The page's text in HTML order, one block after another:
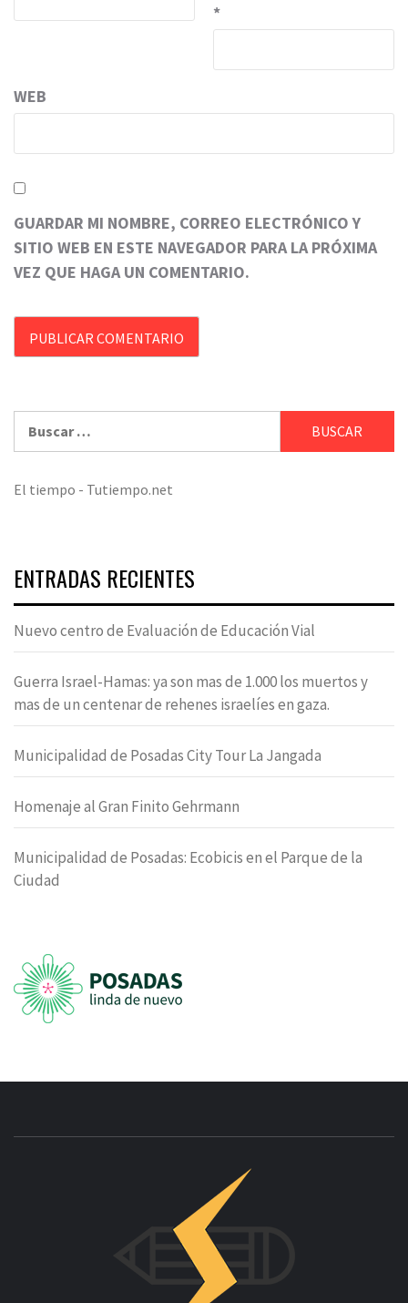
*
WEB
GUARDAR MI NOMBRE, CORREO ELECTRÓNICO Y
SITIO WEB EN ESTE NAVEGADOR PARA LA PRÓXIMA
VEZ QUE HAGA UN COMENTARIO.
El tiempo - Tutiempo.net
ENTRADAS RECIENTES
Nuevo centro de Evaluación de Educación Vial
Guerra Israel-Hamas: ya son mas de 1.000 los muertos y
mas de un centenar de rehenes israelíes en gaza.
Municipalidad de Posadas City Tour La Jangada
Homenaje al Gran Finito Gehrmann
Municipalidad de Posadas: Ecobicis en el Parque de la
Ciudad